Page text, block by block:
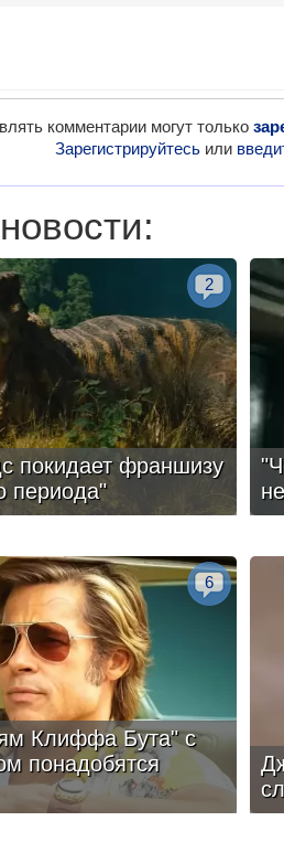
комментарии могут только
Зарегистрируйтесьили
покидает франшизу
периода"
2
Клиффа Бута" с
понадобятся
6